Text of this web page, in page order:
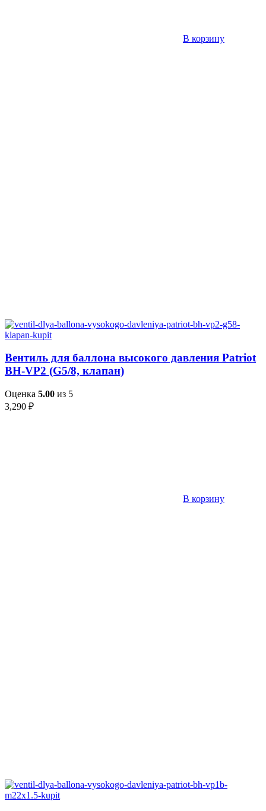
В корзину
Вентиль для баллона высокого давления Patriot
BH-VP2 (G5/8, клапан)
Оценка 5.00 из 5
3,290 ₽
В корзину